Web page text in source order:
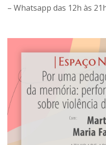
– Whatsapp das 12h às